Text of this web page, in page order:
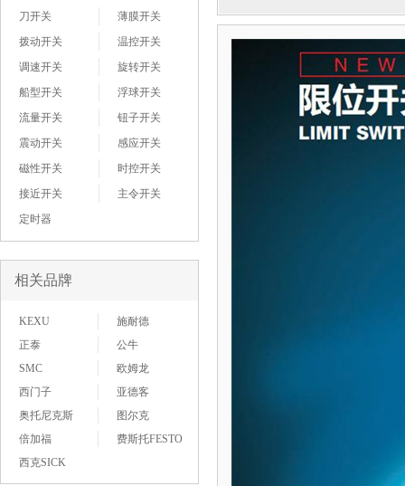
刀开关
薄膜开关
拨动开关
温控开关
调速开关
旋转开关
船型开关
浮球开关
流量开关
钮子开关
震动开关
感应开关
磁性开关
时控开关
接近开关
主令开关
定时器
相关品牌
KEXU
施耐德
正泰
公牛
SMC
欧姆龙
西门子
亚德客
奥托尼克斯
图尔克
倍加福
费斯托FESTO
西克SICK